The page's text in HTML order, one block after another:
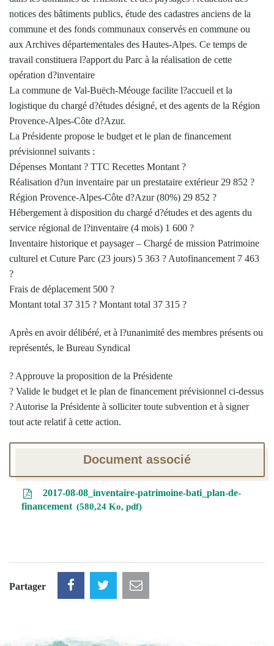
notices des bâtiments publics, étude des cadastres anciens de la
commune et des fonds communaux conservés en commune ou
aux Archives départementales des Hautes-Alpes. Ce temps de
travail constituera l?apport du Parc à la réalisation de cette
opération d?inventaire
La commune de Val-Buëch-Méouge facilite l?accueil et la
logistique du chargé d?études désigné, et des agents de la Région
Provence-Alpes-Côte d?Azur.
La Présidente propose le budget et le plan de financement
prévisionnel suivants :
Dépenses Montant ? TTC Recettes Montant ?
Réalisation d?un inventaire par un prestataire extérieur 29 852 ?
Région Provence-Alpes-Côte d?Azur (80%) 29 852 ?
Hébergement à disposition du chargé d?études et des agents du
service régional de l?inventaire (4 mois) 1 600 ?
Inventaire historique et paysager – Chargé de mission Patrimoine
culturel et Cuture Parc (23 jours) 5 363 ? Autofinancement 7 463
?
Frais de déplacement 500 ?
Montant total 37 315 ? Montant total 37 315 ?
Après en avoir délibéré, et à l?unanimité des membres présents ou
représentés, le Bureau Syndical
? Approuve la proposition de la Présidente
? Valide le budget et le plan de financement prévisionnel ci-dessus
? Autorise la Présidente à solliciter toute subvention et à signer
tout acte relatif à cette action.
Document associé
2017-08-08_inventaire-patrimoine-bati_plan-de-
financement
580,24 Ko, pdf
Partager